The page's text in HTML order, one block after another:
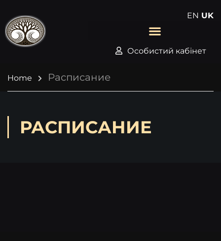
Особистий кабінет
Home Расписание
РАСПИСАНИЕ
EN UK